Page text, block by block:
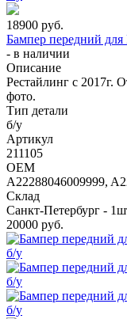
18900 руб.
Бампер передний для
- в наличии
Описание
Рестайлинг с 2017г.
фото.
Тип детали
б/у
Артикул
211105
OEM
A22288046009999,
Склад
Санкт-Петербург -
20000 руб.